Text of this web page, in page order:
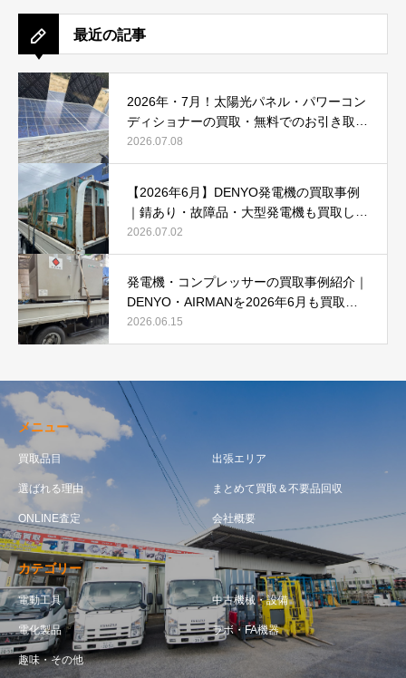
最近の記事
2026年・7月！太陽光パネル・パワーコン
ディショナーの買取・無料でのお引き取り
強化中です(^^♪
2026.07.08
【2026年6月】DENYO発電機の買取事例
｜錆あり・故障品・大型発電機も買取しま
した
2026.07.02
発電機・コンプレッサーの買取事例紹介｜
DENYO・AIRMANを2026年6月も買取強
化中
2026.06.15
メニュー
買取品目 出張エリア
選ばれる理由 まとめて買取＆不要品回収
ONLINE査定 会社概要
カテゴリー
電動工具 中古機械・設備
電化製品 ラボ・FA機器
趣味・その他